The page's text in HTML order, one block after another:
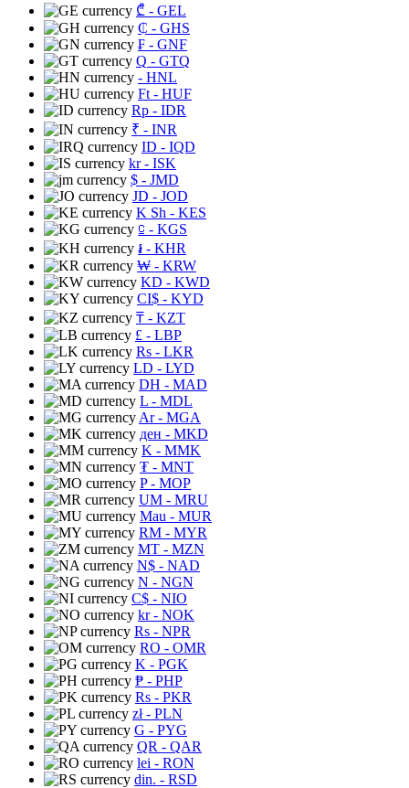
₾ - GEL
₵ - GHS
₣ - GNF
Q - GTQ
- HNL
Ft - HUF
Rp - IDR
₹ - INR
ID - IQD
kr- ISK
$ - JMD
JD - JOD
K Sh - KES
⃀ - KGS
៛ - KHR
₩ - KRW
KD - KWD
CI$ - KYD
₸ - KZT
£ - LBP
Rs - LKR
LD - LYD
DH - MAD
L - MDL
Ar- MGA
ден - MKD
K - MMK
₮ - MNT
P- MOP
UM - MRU
Mau - MUR
RM - MYR
MT - MZN
N$ - NAD
N - NGN
C$ - NIO
kr- NOK
Rs - NPR
RO - OMR
K - PGK
₱ - PHP
Rs - PKR
zł- PLN
G - PYG
QR - QAR
lei - RON
din. - RSD